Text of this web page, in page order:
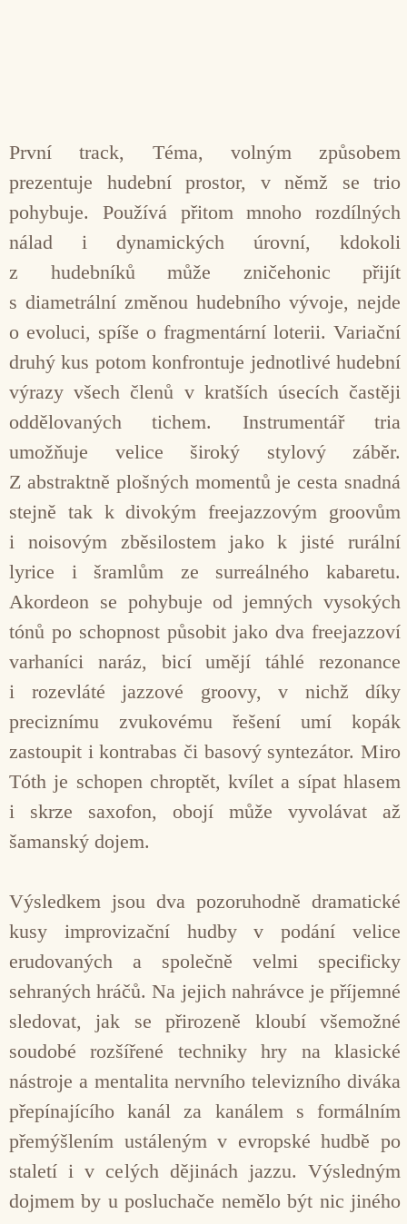
První track, Téma, volným způsobem
prezentuje hudební prostor, v němž se trio
pohybuje. Používá přitom mnoho rozdílných
nálad i dynamických úrovní, kdokoli
z hudebníků může zničehonic přijít
s diametrální změnou hudebního vývoje, nejde
o evoluci, spíše o fragmentární loterii. Variační
druhý kus potom konfrontuje jednotlivé hudební
výrazy všech členů v kratších úsecích častěji
oddělovaných tichem. Instrumentář tria
umožňuje velice široký stylový záběr.
Z abstraktně plošných momentů je cesta snadná
stejně tak k divokým freejazzovým groovům
i noisovým zběsilostem jako k jisté rurální
lyrice i šramlům ze surreálného kabaretu.
Akordeon se pohybuje od jemných vysokých
tónů po schopnost působit jako dva freejazzoví
varhaníci naráz, bicí umějí táhlé rezonance
i rozevláté jazzové groovy, v nichž díky
preciznímu zvukovému řešení umí kopák
zastoupit i kontrabas či basový syntezátor. Miro
Tóth je schopen chroptět, kvílet a sípat hlasem
i skrze saxofon, obojí může vyvolávat až
šamanský dojem.
Výsledkem jsou dva pozoruhodně dramatické
kusy improvizační hudby v podání velice
erudovaných a společně velmi specificky
sehraných hráčů. Na jejich nahrávce je příjemné
sledovat, jak se přirozeně kloubí všemožné
soudobé rozšířené techniky hry na klasické
nástroje a mentalita nervního televizního diváka
přepínajícího kanál za kanálem s formálním
přemýšlením ustáleným v evropské hudbě po
staletí i v celých dějinách jazzu. Výsledným
dojmem by u posluchače nemělo být nic jiného